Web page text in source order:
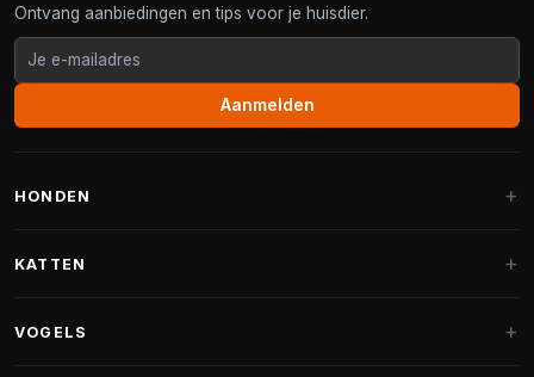
Ontvang aanbiedingen en tips voor je huisdier.
Aanmelden
HONDEN
Fantail hondenmanden
KATTEN
VOGELS